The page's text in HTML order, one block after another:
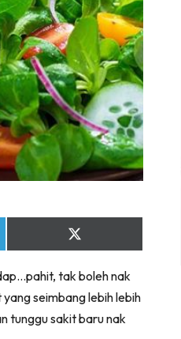
Share
on
(Twitter)
tak boleh nak
seimbang lebih lebih
tunggu sakit baru nak